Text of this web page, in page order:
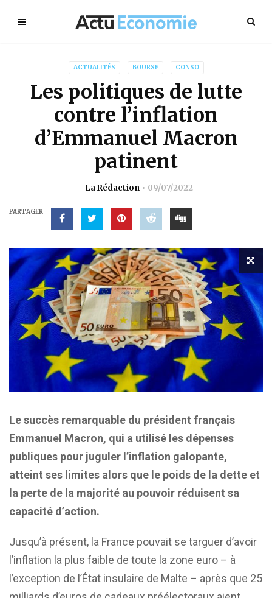
ACTUALITÉS BOURSE CONSO
Les politiques de lutte
contre l’inflation
d’Emmanuel Macron
patinent
La Rédaction 09/07/2022
PARTAGER
Le succès remarquable du président français
Emmanuel Macron, qui a utilisé les dépenses
publiques pour juguler l’inflation galopante,
atteint ses limites alors que le poids de la dette et
la perte de la majorité au pouvoir réduisent sa
capacité d’action.
Jusqu’à présent, la France pouvait se targuer d’avoir
l’inflation la plus faible de toute la zone euro – à
l’exception de l’État insulaire de Malte – après que 25